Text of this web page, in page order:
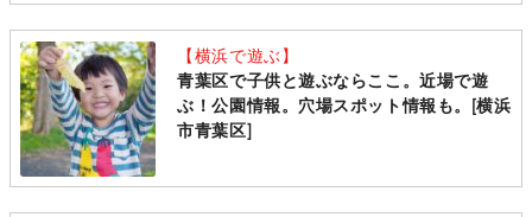
【横浜で遊ぶ】
青葉区で子供と遊ぶならここ。近場で遊
ぶ！公園情報。穴場スポット情報も。[横浜
市青葉区]